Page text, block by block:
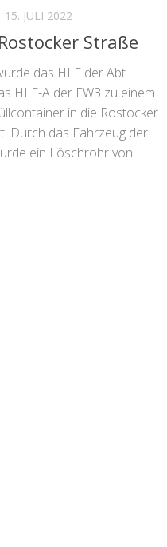
15. JULI 2022
Straße
das HLF der Abt
HLF-A der FW3 zu einem
in die Rostocker
Durch das Fahrzeug der
ein Löschrohr von